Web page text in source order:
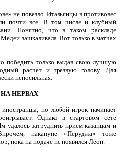
не повезло. Итальянцы в противовес
почти все. В том числе и клубный
Понятно, что в таком раскладе
зашкаливала. Вот только в матчах
победить только выдав свою лучшую
расчет и трезвую голову. Для
непосильная.
НЕРВАХ
но любой игрок начинает
Однако в стартовом сете
удалось затруднить прием казанцам и
накануне «Перуджа» тоже
пока на подаче не появился Леон.